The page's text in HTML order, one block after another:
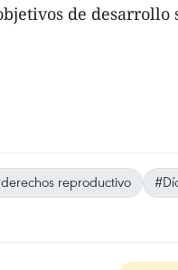
de desarrollo
reproductivo